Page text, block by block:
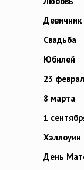
Девичник
Свадьба
Юбилей
23
8 марта
1
Хэллоуин
День